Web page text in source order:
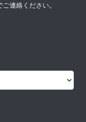
連絡ください。